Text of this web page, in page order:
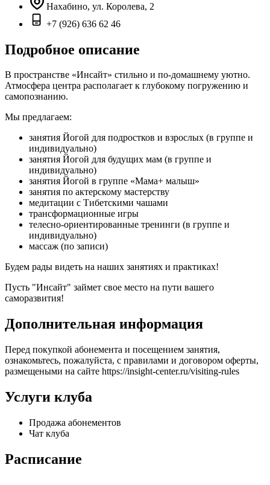
Нахабино, ул. Королева, 2
+7 (926) 636 62 46
Подробное описание
В пространстве «Инсайт» стильно и по-домашнему уютно.
Атмосфера центра располагает к глубокому погружению и
самопознанию.
Мы предлагаем:
занятия Йогой для подростков и взрослых (в группе и
индивидуально)
занятия Йогой для будущих мам (в группе и
индивидуально)
занятия Йогой в группе «Мама+ малыш»
занятия по актерскому мастерству
медитации с Тибетскими чашами
трансформационные игры
телесно-ориентированные тренинги (в группе и
индивидуально)
массаж (по записи)
Будем рады видеть на наших занятиях и практиках!
Пусть "Инсайт" займет свое место на пути вашего
саморазвития!
Дополнительная информация
Перед покупкой абонемента и посещением занятия,
ознакомьтесь, пожалуйста, с правилами и договором оферты,
размещеными на сайте https://insight-center.ru/visiting-rules
Услуги клуба
Продажа абонементов
Чат клуба
Расписание